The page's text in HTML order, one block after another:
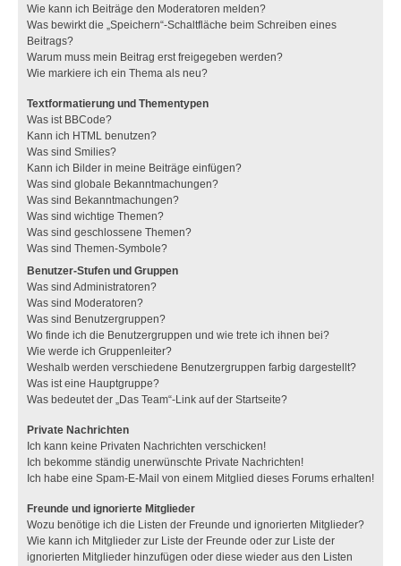
Wie kann ich Beiträge den Moderatoren melden?
Was bewirkt die „Speichern“-Schaltfläche beim Schreiben eines
Beitrags?
Warum muss mein Beitrag erst freigegeben werden?
Wie markiere ich ein Thema als neu?
Textformatierung und Thementypen
Was ist BBCode?
Kann ich HTML benutzen?
Was sind Smilies?
Kann ich Bilder in meine Beiträge einfügen?
Was sind globale Bekanntmachungen?
Was sind Bekanntmachungen?
Was sind wichtige Themen?
Was sind geschlossene Themen?
Was sind Themen-Symbole?
Benutzer-Stufen und Gruppen
Was sind Administratoren?
Was sind Moderatoren?
Was sind Benutzergruppen?
Wo finde ich die Benutzergruppen und wie trete ich ihnen bei?
Wie werde ich Gruppenleiter?
Weshalb werden verschiedene Benutzergruppen farbig dargestellt?
Was ist eine Hauptgruppe?
Was bedeutet der „Das Team“-Link auf der Startseite?
Private Nachrichten
Ich kann keine Privaten Nachrichten verschicken!
Ich bekomme ständig unerwünschte Private Nachrichten!
Ich habe eine Spam-E-Mail von einem Mitglied dieses Forums erhalten!
Freunde und ignorierte Mitglieder
Wozu benötige ich die Listen der Freunde und ignorierten Mitglieder?
Wie kann ich Mitglieder zur Liste der Freunde oder zur Liste der
ignorierten Mitglieder hinzufügen oder diese wieder aus den Listen